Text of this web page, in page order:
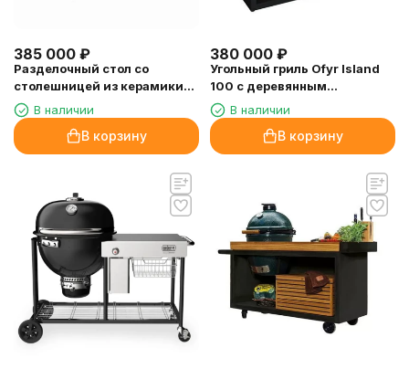
385 000 ₽
Разделочный стол со
столешницей из керамики
OFYR XL
В наличии
В корзину
380 000 ₽
Угольный гриль Ofyr Island
100 с деревянным
разделочным столом
В наличии
В корзину